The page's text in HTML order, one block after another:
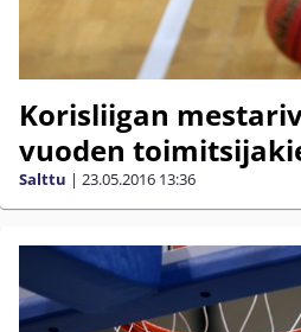
Korisliigan
vuoden
Salttu | 23.05.2016 13:36